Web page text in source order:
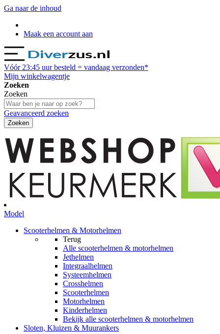
Ga naar de inhoud
Maak een account aan
Vóór 23:45 uur besteld = vandaag verzonden*
Mijn winkelwagentje
Zoeken
Zoeken
Geavanceerd zoeken
Zoeken
Model
Scooterhelmen & Motorhelmen
Terug
Alle scooterhelmen & motorhelmen
Jethelmen
Integraalhelmen
Systeemhelmen
Crosshelmen
Scooterhelmen
Motorhelmen
Kinderhelmen
Bekijk alle scooterhelmen & motorhelmen
Sloten, Kluizen & Muurankers